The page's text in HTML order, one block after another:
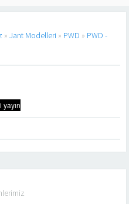
» Jant Modelleri » PWD » PWD -